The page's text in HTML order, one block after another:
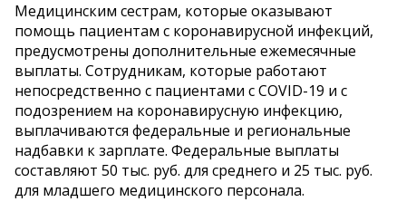
Медицинским сестрам, которые оказывают
помощь пациентам с коронавирусной инфекций,
предусмотрены дополнительные ежемесячные
выплаты. Сотрудникам, которые работают
непосредственно c пациентами с COVID-19 и с
подозрением на коронавирусную инфекцию,
выплачиваются федеральные и региональные
надбавки к зарплате. Федеральные выплаты
составляют 50 тыс. руб. для среднего и 25 тыс. руб.
для младшего медицинского персонала.